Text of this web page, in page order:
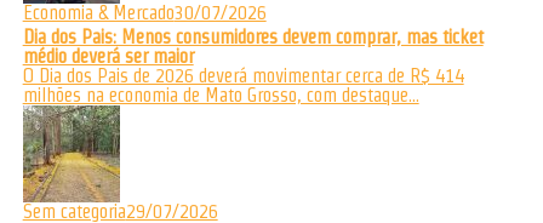
Economia & Mercado30/07/2026
Dia dos Pais: Menos consumidores devem comprar, mas ticket
médio deverá ser maior
O Dia dos Pais de 2026 deverá movimentar cerca de R$ 414
milhões na economia de Mato Grosso, com destaque...
Sem categoria29/07/2026